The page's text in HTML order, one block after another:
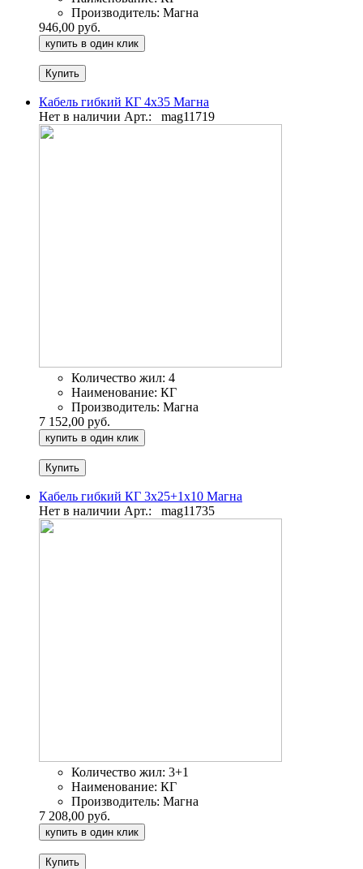
Производитель: Магна
946,00 руб.
купить в один клик
Кабель гибкий КГ 4х35 Магна
Нет в наличии Арт.: mag11719
Количество жил: 4
Наименование: КГ
Производитель: Магна
7 152,00 руб.
купить в один клик
Кабель гибкий КГ 3х25+1х10 Магна
Нет в наличии Арт.: mag11735
Количество жил: 3+1
Наименование: КГ
Производитель: Магна
7 208,00 руб.
купить в один клик